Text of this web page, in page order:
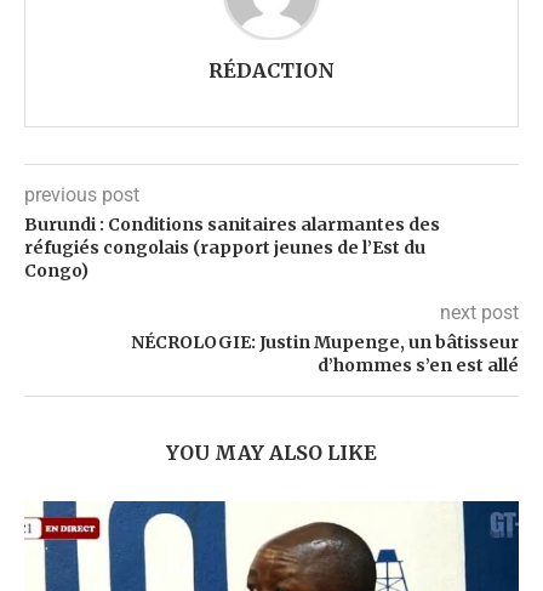
RÉDACTION
previous post
Burundi : Conditions sanitaires alarmantes des
réfugiés congolais (rapport jeunes de l’Est du
Congo)
next post
NÉCROLOGIE: Justin Mupenge, un bâtisseur
d’hommes s’en est allé
YOU MAY ALSO LIKE